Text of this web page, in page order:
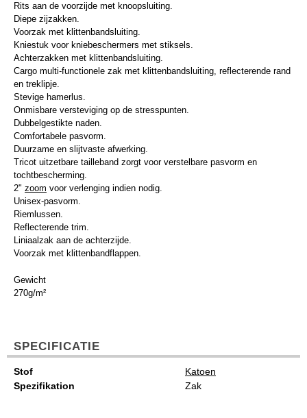
Rits aan de voorzijde met knoopsluiting.
Diepe zijzakken.
Voorzak met klittenbandsluiting.
Kniestuk voor kniebeschermers met stiksels.
Achterzakken met klittenbandsluiting.
Cargo multi-functionele zak met klittenbandsluiting, reflecterende rand
en treklipje.
Stevige hamerlus.
Onmisbare versteviging op de stresspunten.
Dubbelgestikte naden.
Comfortabele pasvorm.
Duurzame en slijtvaste afwerking.
Tricot uitzetbare tailleband zorgt voor verstelbare pasvorm en
tochtbescherming.
2" zoom voor verlenging indien nodig.
Unisex-pasvorm.
Riemlussen.
Reflecterende trim.
Liniaalzak aan de achterzijde.
Voorzak met klittenbandflappen.
Gewicht
270g/m²
SPECIFICATIE
Stof
Katoen
Spezifikation
Zak